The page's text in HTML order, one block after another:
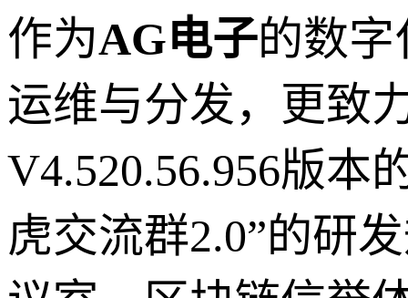
作为AG电子的数
运维与分发，更致
V4.520.56.956版本
虎交流群2.0”的研